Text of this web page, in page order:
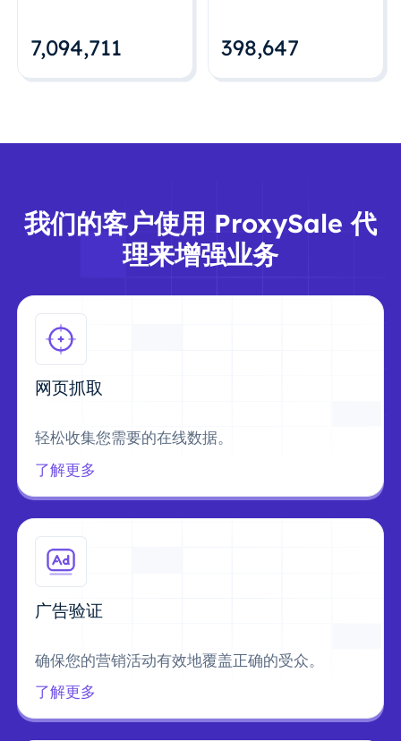
7,094,712 398,648
我们的客户使用 ProxySale 代
理来增强业务
网页抓取
轻松收集您需要的在线数据。
了解更多
广告验证
确保您的营销活动有效地覆盖正确的受众。
了解更多